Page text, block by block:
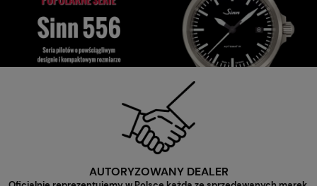
AUTORYZOWANY DEALER